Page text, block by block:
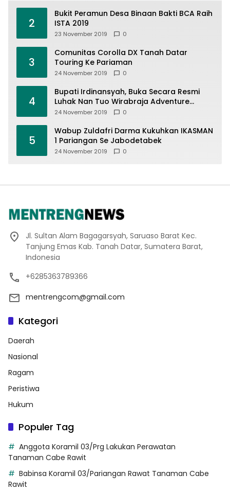
2
Bukit Peramun Desa Binaan Bakti BCA Raih
ISTA 2019
23 November 2019 0
3
Comunitas Corolla DX Tanah Datar
Touring Ke Pariaman
24 November 2019 0
4
Bupati Irdinansyah, Buka Secara Resmi
Luhak Nan Tuo Wirabraja Adventure
Offroad 2019
24 November 2019 0
5
Wabup Zuldafri Darma Kukuhkan IKASMAN
1 Pariangan Se Jabodetabek
24 November 2019 0
Jl. Sultan Alam Bagagarsyah, Saruaso Barat Kec.
Tanjung Emas Kab. Tanah Datar, Sumatera Barat,
Indonesia
+6285363789366
mentrengcom@gmail.com
Kategori
Daerah
Nasional
Ragam
Peristiwa
Hukum
Populer Tag
Anggota Koramil 03/Prg Lakukan Perawatan
Tanaman Cabe Rawit
Babinsa Koramil 03/Pariangan Rawat Tanaman Cabe
Rawit